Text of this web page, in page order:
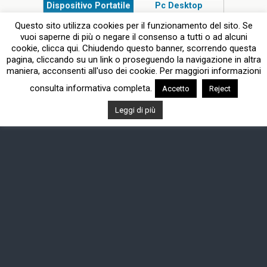
Dispositivo Portatile Pc Desktop
Questo sito utilizza cookies per il funzionamento del sito. Se
vuoi saperne di più o negare il consenso a tutti o ad alcuni
cookie, clicca qui. Chiudendo questo banner, scorrendo questa
pagina, cliccando su un link o proseguendo la navigazione in altra
maniera, acconsenti all'uso dei cookie. Per maggiori informazioni
consulta informativa completa.
Accetto Reject
Leggi di più